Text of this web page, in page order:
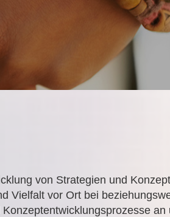
von Strategien und
Vielfalt vor Ort bei
an